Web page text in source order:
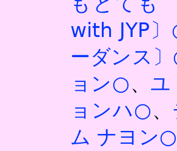
with JYP
ーダンス
ョン○、
ョンハ○、
ム ナヨン○